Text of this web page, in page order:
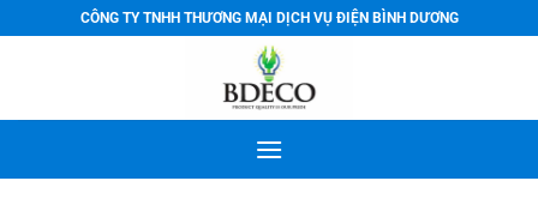
qua
CÔNG TY TNHH THƯƠNG MẠI DỊCH VỤ ĐIỆN BÌNH DƯƠNG